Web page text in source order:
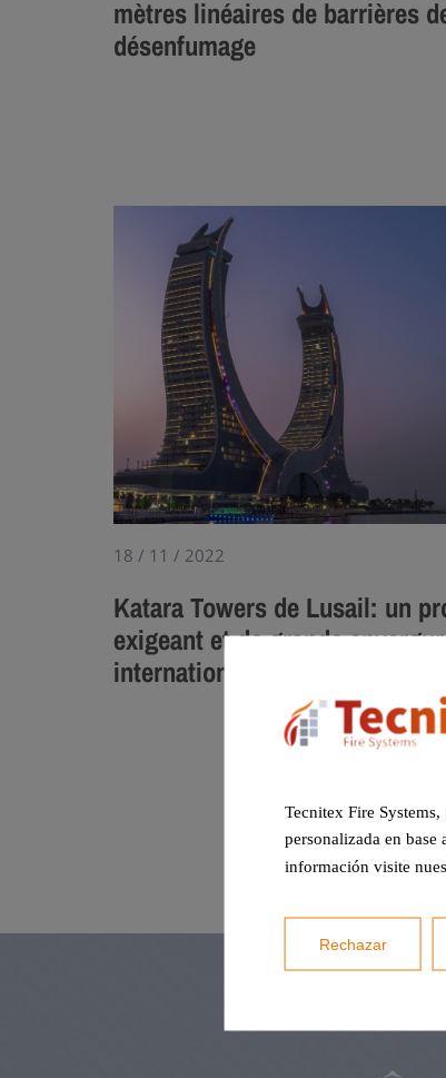
mètres linéaires de barrières
désenfumage
18 / 11 / 2022
Katara Towers de Lusail: un
exigeant et de grande
internationale
Tecnitex Fire
personalizada en
información visite
Rechazar